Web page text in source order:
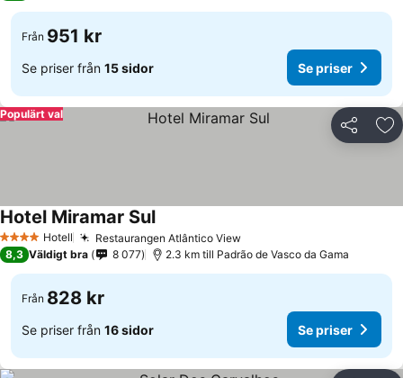
Från 951 kr
Se priser från 15 sidor Se priser
Dela
Populärt val
4 StjärnorHotell Restaurangen Atlântico View
Hotel Miramar Sul
8,3 Väldigt bra 8 077 2.3 km till Padrão de Vasco da Gama
Från 828 kr
Se priser från 16 sidor Se priser